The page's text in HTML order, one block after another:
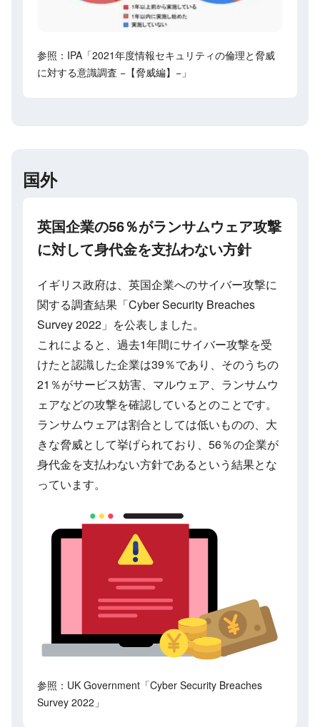
参照：IPA「2021年度情報セキュリティの倫理と脅威
に対する意識調査 −【脅威編】−」
国外
英国企業の56％がランサムウェア攻撃
に対して身代金を支払わない方針
イギリス政府は、英国企業へのサイバー攻撃に
関する調査結果「Cyber Security Breaches
Survey 2022」を公表しました。
これによると、過去1年間にサイバー攻撃を受
けたと認識した企業は39％であり、そのうちの
21％がサービス妨害、マルウェア、ランサムウ
ェアなどの攻撃を確認しているとのことです。
ランサムウェアは割合としては低いものの、大
きな脅威として挙げられており、56％の企業が
身代金を支払わない方針であるという結果とな
っています。
参照：UK Government「Cyber Security Breaches
Survey 2022」